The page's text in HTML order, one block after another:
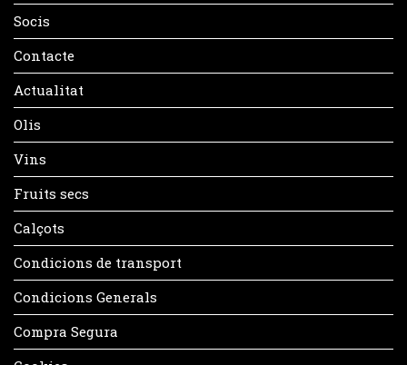
Socis
Contacte
Actualitat
Olis
Vins
Fruits secs
Calçots
Condicions de transport
Condicions Generals
Compra Segura